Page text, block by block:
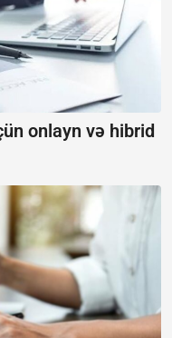
onlayn və hibrid